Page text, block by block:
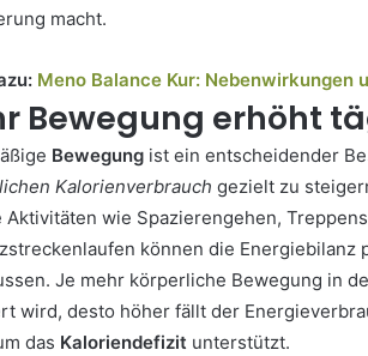
macht.
Meno Balance Kur: Nebenwirkungen
Bewegung erhöht
Bewegung ist ein entscheidender
Kalorienverbrauch gezielt zu
Aktivitäten wie Spazierengehen,
können die Energiebilanz
Je mehr körperliche Bewegung in
wird, desto höher fällt der
das Kaloriendefizit unterstützt.